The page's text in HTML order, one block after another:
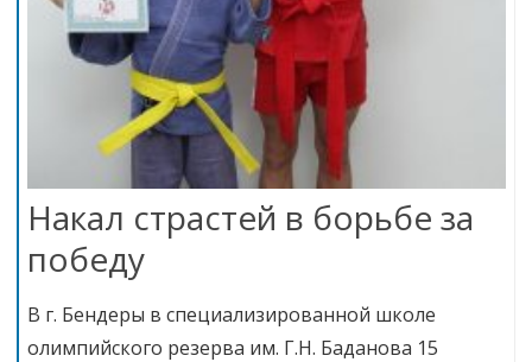
Накал страстей в борьбе за
победу
В г. Бендеры в специализированной школе
олимпийского резерва им. Г.Н. Баданова 15